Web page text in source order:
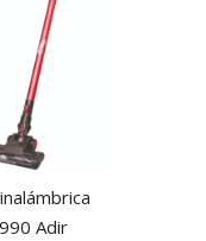
Adir